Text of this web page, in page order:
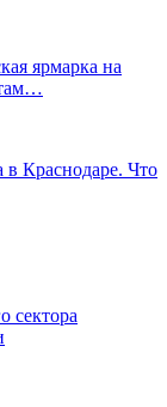
ярмарка на
в Краснодаре. Что
сектора